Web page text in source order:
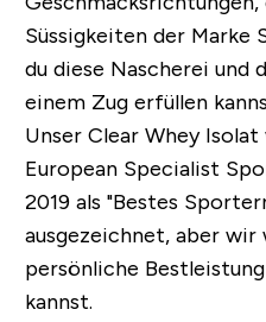
Süssigkeiten der Marke
du diese Nascherei und
einem Zug erfüllen
Unser Clear Whey
European Specialist
2019 als "Bestes
ausgezeichnet, aber wir
persönliche
kannst.